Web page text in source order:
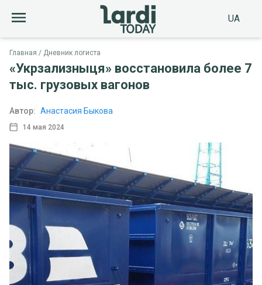
UA
Главная Дневник логиста
«Укрзализныця» восстановила более 7
тыс. грузовых вагонов
14 мая 2024
Автор: Анастасия Быкова